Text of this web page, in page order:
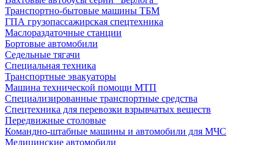
Транспортно-бытовые машины ТБМ
ГПА грузопассажирская спецтехника
Маслораздаточные станции
Бортовые автомобили
Седельные тягачи
Специальная техника
Транспортные эвакуаторы
Машина технической помощи МТП
Специализированные транспортные средства
Спецтехника для перевозки взрывчатых веществ
Передвижные столовые
Командно-штабные машины и автомобили для МЧС
Медицинские автомобили